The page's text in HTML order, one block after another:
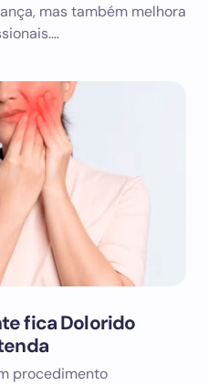
mas também melhora
fica Dolorido
procedimento